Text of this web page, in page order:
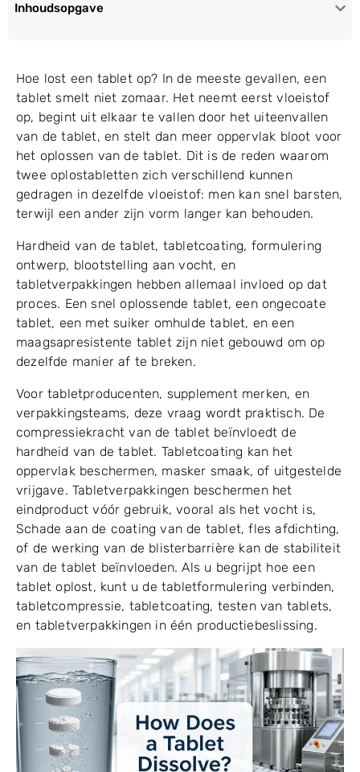
Inhoudsopgave
Hoe lost een tablet op? In de meeste gevallen, een
tablet smelt niet zomaar. Het neemt eerst vloeistof
op, begint uit elkaar te vallen door het uiteenvallen
van de tablet, en stelt dan meer oppervlak bloot voor
het oplossen van de tablet. Dit is de reden waarom
twee oplostabletten zich verschillend kunnen
gedragen in dezelfde vloeistof: men kan snel barsten,
terwijl een ander zijn vorm langer kan behouden.
Hardheid van de tablet, tabletcoating, formulering
ontwerp, blootstelling aan vocht, en
tabletverpakkingen hebben allemaal invloed op dat
proces. Een snel oplossende tablet, een ongecoate
tablet, een met suiker omhulde tablet, en een
maagsapresistente tablet zijn niet gebouwd om op
dezelfde manier af te breken.
Voor tabletproducenten, supplement merken, en
verpakkingsteams, deze vraag wordt praktisch. De
compressiekracht van de tablet beïnvloedt de
hardheid van de tablet. Tabletcoating kan het
oppervlak beschermen, masker smaak, of uitgestelde
vrijgave. Tabletverpakkingen beschermen het
eindproduct vóór gebruik, vooral als het vocht is,
Schade aan de coating van de tablet, fles afdichting,
of de werking van de blisterbarrière kan de stabiliteit
van de tablet beïnvloeden. Als u begrijpt hoe een
tablet oplost, kunt u de tabletformulering verbinden,
tabletcompressie, tabletcoating, testen van tablets,
en tabletverpakkingen in één productiebeslissing.